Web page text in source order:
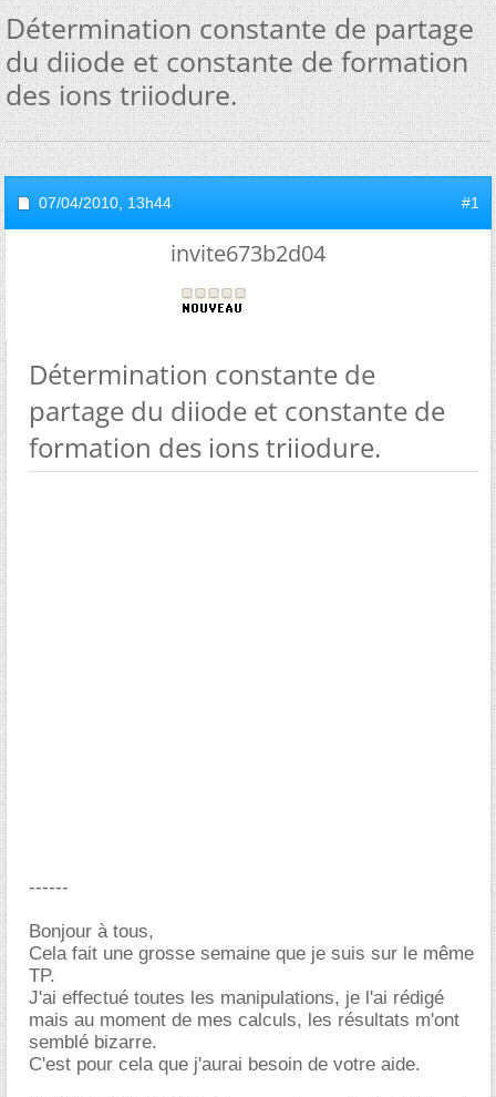
Détermination constante de partage
du diiode et constante de formation
des ions triiodure.
07/04/2010, 13h44 #1
invite673b2d04
Détermination constante de
partage du diiode et constante de
formation des ions triiodure.
------
Bonjour à tous,
Cela fait une grosse semaine que je suis sur le même
TP.
J'ai effectué toutes les manipulations, je l'ai rédigé
mais au moment de mes calculs, les résultats m'ont
semblé bizarre.
C'est pour cela que j'aurai besoin de votre aide.